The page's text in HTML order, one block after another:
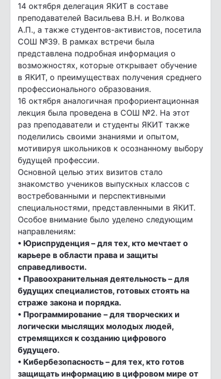
14 октября делегация ЯКИТ в составе
преподавателей Васильева В.Н. и Волкова
А.П., а также студентов-активистов, посетила
СОШ №39. В рамках встречи была
представлена подробная информация о
возможностях, которые открывает обучение
в ЯКИТ, о преимуществах получения среднего
профессионального образования.
16 октября аналогичная профориентационная
лекция была проведена в СОШ №2. На этот
раз преподаватели и студенты ЯКИТ также
поделились своими знаниями и опытом,
мотивируя школьников к осознанному выбору
будущей профессии.
Основной целью этих визитов стало
знакомство учеников выпускных классов с
востребованными и перспективными
специальностями, представленными в ЯКИТ.
Особое внимание было уделено следующим
направлениям:
• Юриспруденция – для тех, кто мечтает о
карьере в области права и защиты
справедливости.
• Правоохранительная деятельность – для
будущих специалистов, готовых стоять на
страже закона и порядка.
• Программирование – для творческих и
логически мыслящих молодых людей,
стремящихся к созданию цифрового
будущего.
• Кибербезопасность – для тех, кто готов
защищать информацию в цифровом мире от